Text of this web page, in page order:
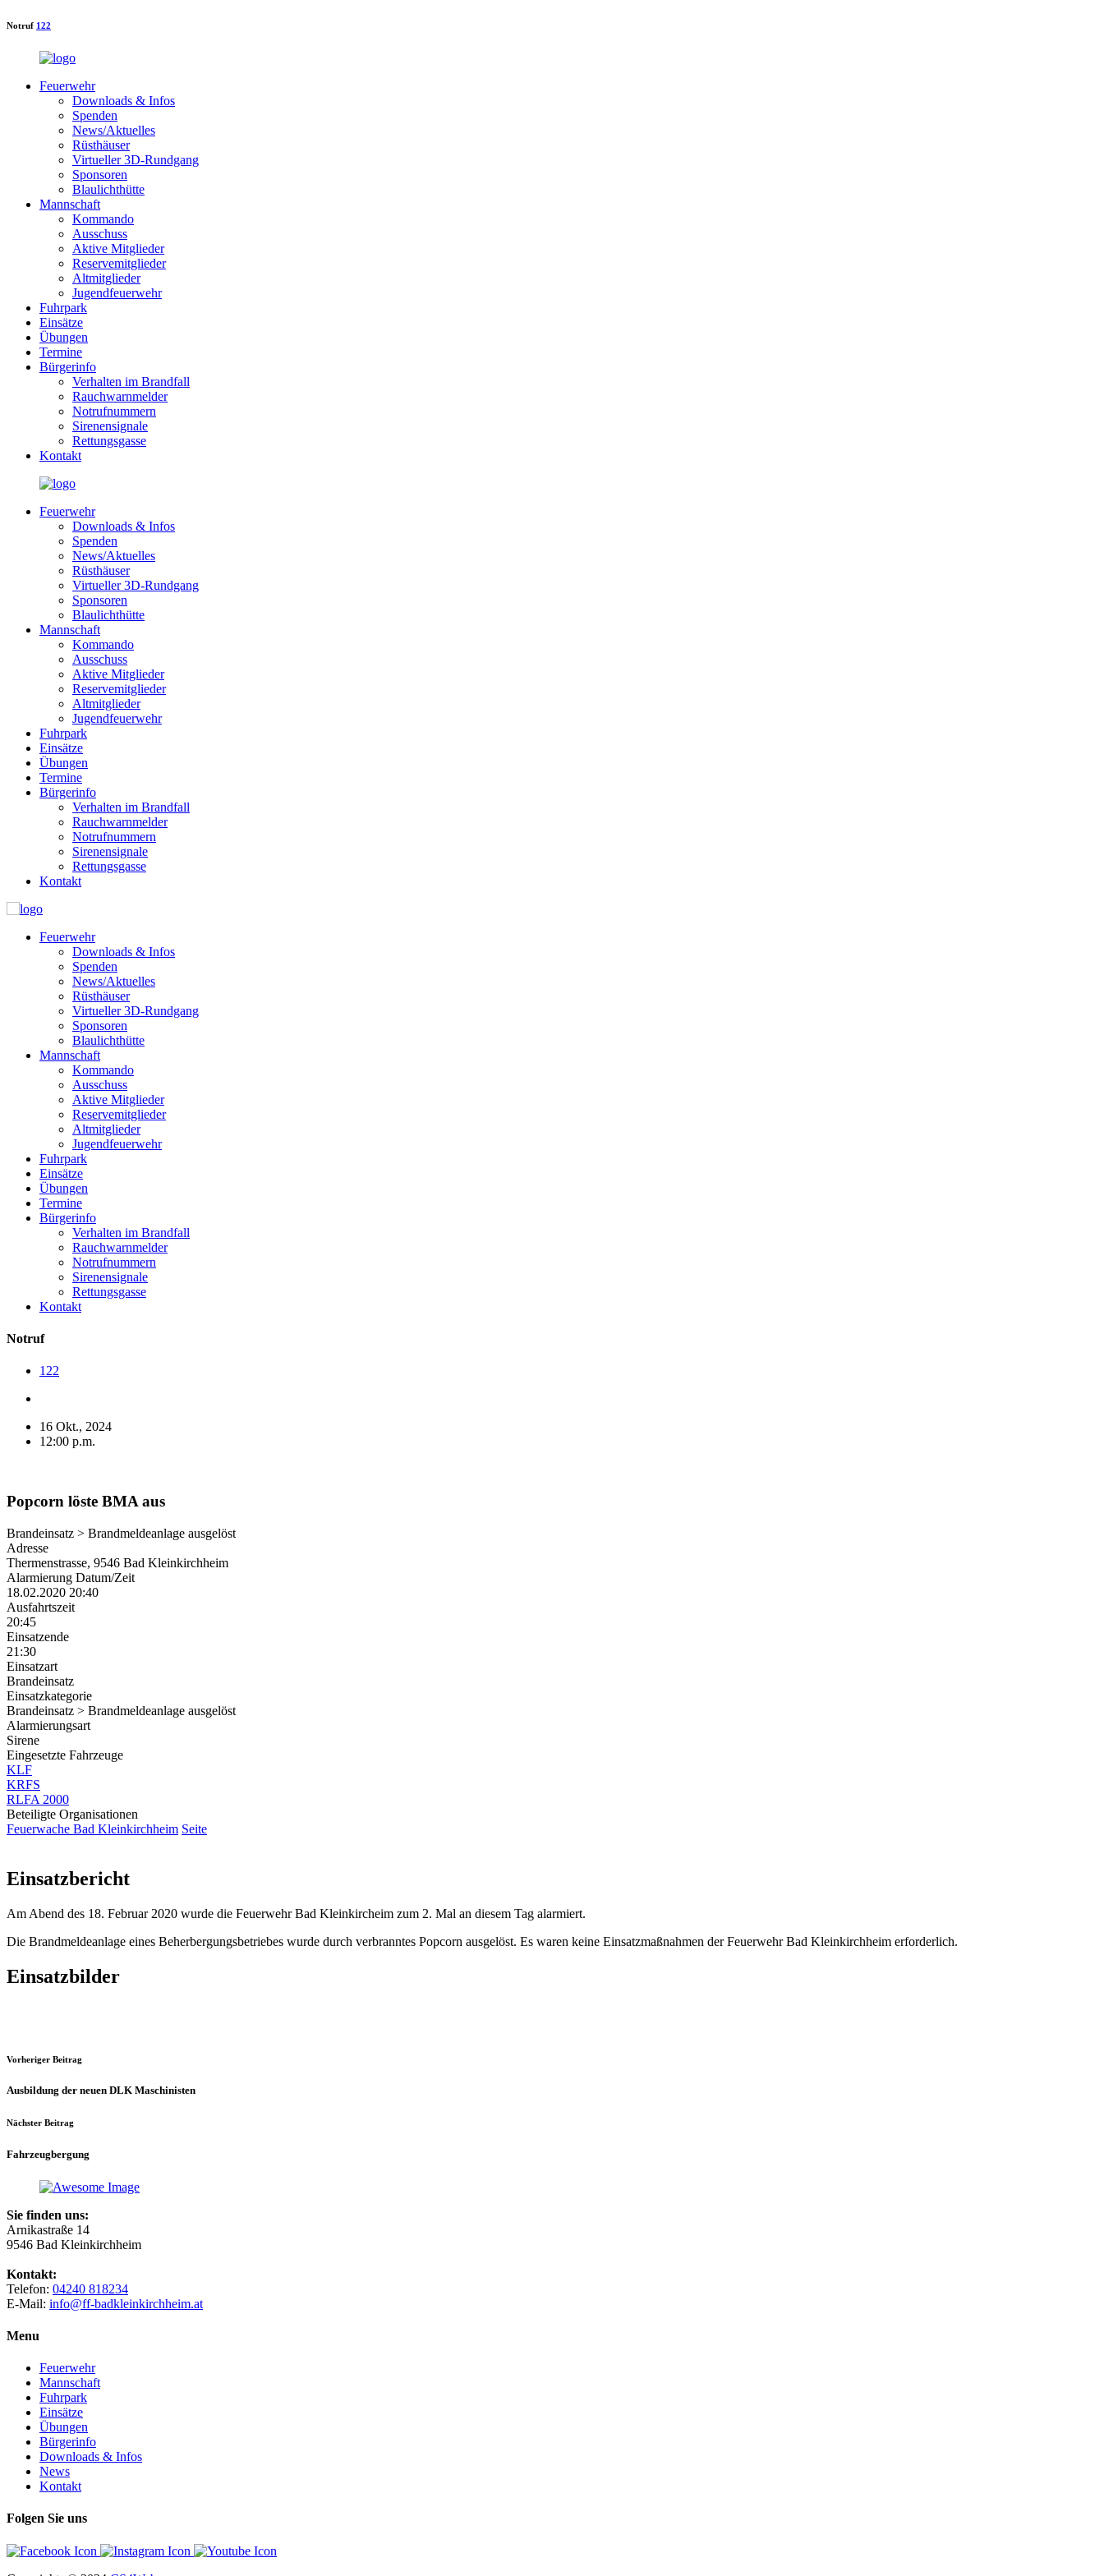
Notruf 122
Feuerwehr
Downloads & Infos
Spenden
News/Aktuelles
Rüsthäuser
Virtueller 3D-Rundgang
Sponsoren
Blaulichthütte
Mannschaft
Kommando
Ausschuss
Aktive Mitglieder
Reservemitglieder
Altmitglieder
Jugendfeuerwehr
Fuhrpark
Einsätze
Übungen
Termine
Bürgerinfo
Verhalten im Brandfall
Rauchwarnmelder
Notrufnummern
Sirenensignale
Rettungsgasse
Kontakt
Feuerwehr
Downloads & Infos
Spenden
News/Aktuelles
Rüsthäuser
Virtueller 3D-Rundgang
Sponsoren
Blaulichthütte
Mannschaft
Kommando
Ausschuss
Aktive Mitglieder
Reservemitglieder
Altmitglieder
Jugendfeuerwehr
Fuhrpark
Einsätze
Übungen
Termine
Bürgerinfo
Verhalten im Brandfall
Rauchwarnmelder
Notrufnummern
Sirenensignale
Rettungsgasse
Kontakt
Feuerwehr
Downloads & Infos
Spenden
News/Aktuelles
Rüsthäuser
Virtueller 3D-Rundgang
Sponsoren
Blaulichthütte
Mannschaft
Kommando
Ausschuss
Aktive Mitglieder
Reservemitglieder
Altmitglieder
Jugendfeuerwehr
Fuhrpark
Einsätze
Übungen
Termine
Bürgerinfo
Verhalten im Brandfall
Rauchwarnmelder
Notrufnummern
Sirenensignale
Rettungsgasse
Kontakt
Notruf
122
16 Okt., 2024
12:00 p.m.
Popcorn löste BMA aus
Brandeinsatz > Brandmeldeanlage ausgelöst
Adresse
Thermenstrasse, 9546 Bad Kleinkirchheim
Alarmierung Datum/Zeit
18.02.2020 20:40
Ausfahrtszeit
20:45
Einsatzende
21:30
Einsatzart
Brandeinsatz
Einsatzkategorie
Brandeinsatz > Brandmeldeanlage ausgelöst
Alarmierungsart
Sirene
Eingesetzte Fahrzeuge
KLF
KRFS
RLFA 2000
Beteiligte Organisationen
Feuerwache Bad Kleinkirchheim Seite
Einsatzbericht
Am Abend des 18. Februar 2020 wurde die Feuerwehr Bad Kleinkircheim zum 2. Mal an diesem Tag alarmiert.
Die Brandmeldeanlage eines Beherbergungsbetriebes wurde durch verbranntes Popcorn ausgelöst. Es waren keine Einsatzmaßnahmen der Feuerwehr Bad Kleinkirchheim erforderlich.
Einsatzbilder
Vorheriger Beitrag
Ausbildung der neuen DLK Maschinisten
Nächster Beitrag
Fahrzeugbergung
Sie finden uns:
Arnikastraße 14
9546 Bad Kleinkirchheim
Kontakt:
Telefon: 04240 818234
E-Mail: info@ff-badkleinkirchheim.at
Menu
Feuerwehr
Mannschaft
Fuhrpark
Einsätze
Übungen
Bürgerinfo
Downloads & Infos
News
Kontakt
Folgen Sie uns